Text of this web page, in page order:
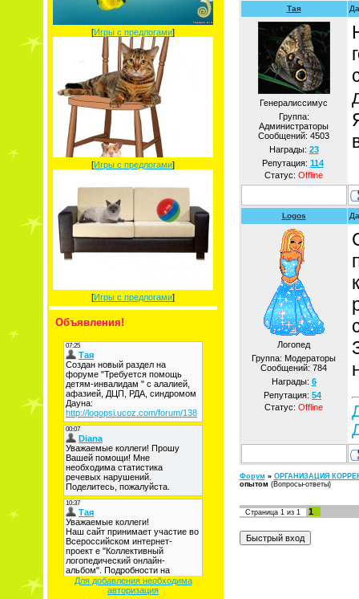
[Игры с предлогами]
[Игры с предлогами]
[Игры с предлогами]
Объявления!
Для добавления необходима
авторизация
Тая
Генералиссимус
Группа:
Администраторы
Сообщений: 4503
Награды: 23
Репутация: 114
Статус: Offline
Logos
Логопед
Группа: Модераторы
Сообщений: 784
Награды: 6
Репутация: 54
Статус: Offline
Форум » ОРГАНИЗАЦИЯ
опытом (Вопросы-ответы)
Страница 1из 1 1